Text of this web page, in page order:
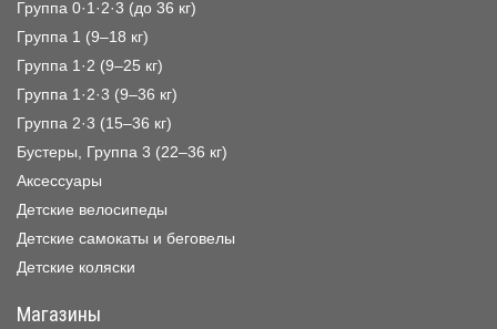
Группа 0·1·2·3 (до 36 кг)
Группа 1 (9–18 кг)
Группа 1·2 (9–25 кг)
Группа 1·2·3 (9–36 кг)
Группа 2·3 (15–36 кг)
Бустеры, Группа 3 (22–36 кг)
Аксессуары
Детские велосипеды
Детские самокаты и беговелы
Детские коляски
Магазины